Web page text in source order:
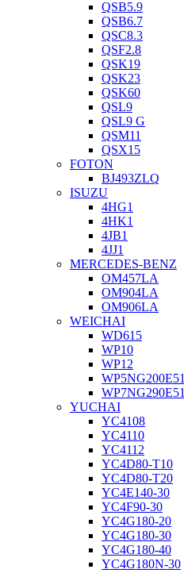
QSB5.9
QSB6.7
QSC8.3
QSF2.8
QSK19
QSK23
QSK60
QSL9
QSL9 G
QSM11
QSX15
FOTON
BJ493ZLQ
ISUZU
4HG1
4HK1
4JB1
4JJ1
MERCEDES-BENZ
OM457LA
OM904LA
OM906LA
WEICHAI
WD615
WP10
WP12
WP5NG200E51
WP7NG290E51
YUCHAI
YC4108
YC4110
YC4112
YC4D80-T10
YC4D80-T20
YC4E140-30
YC4F90-30
YC4G180-20
YC4G180-30
YC4G180-40
YC4G180N-30